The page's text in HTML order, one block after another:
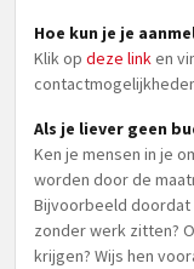
Hoe kun je je
Klik op deze linken
Als je liever geen
Ken je mensen in je
worden door de
Bijvoorbeeld doordat
zonder werk zitten?
krijgen? Wijs hen